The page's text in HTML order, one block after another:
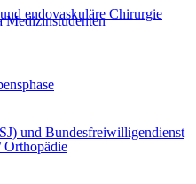
endovaskuläre Chirurgie
Medizinstudenten
und Bundesfreiwilligendienst